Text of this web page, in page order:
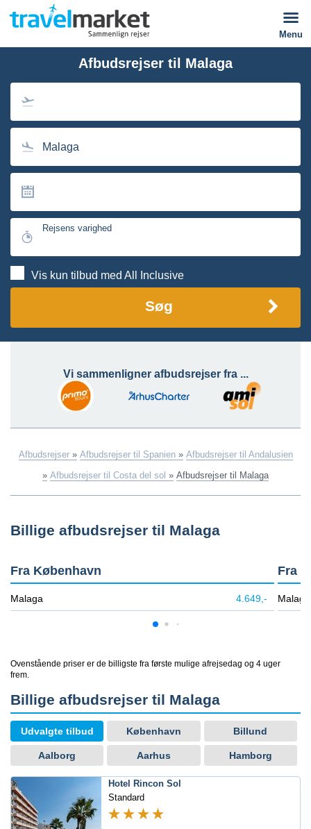
Menu
Afbudsrejser til Malaga
Malaga
Rejsens varighed
Vis kun tilbud med All Inclusive
Søg
Vi sammenligner afbudsrejser fra ...
Afbudsrejser » Afbudsrejser til Spanien » Afbudsrejser til Andalusien
» Afbudsrejser til Costa del sol » Afbudsrejser til Malaga
Billige afbudsrejser til Malaga
Fra København
Malaga 4.649,-
Fra
Malaga
Ovenstående priser er de billigste fra første mulige afrejsedag og 4 uger
frem.
Billige afbudsrejser til Malaga
Udvalgte tilbud København Billund
Aalborg Aarhus Hamborg
Hotel Rincon Sol
Standard